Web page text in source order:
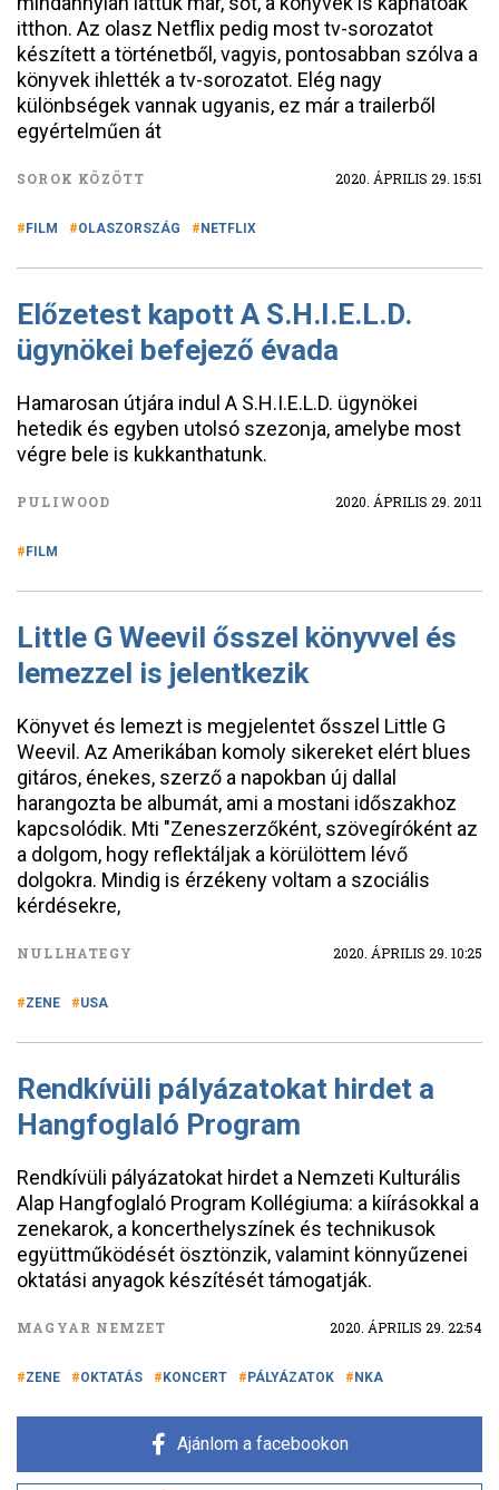
itthon. Az olasz Netflix pedig most tv-sorozatot
készített a történetből, vagyis, pontosabban szólva a
könyvek ihlették a tv-sorozatot. Elég nagy
különbségek vannak ugyanis, ez már a trailerből
egyértelműen át
SOROK KÖZÖTT 2020. ÁPRILIS 29. 15:51
FILM OLASZORSZÁG NETFLIX
Előzetest kapott A S.H.I.E.L.D.
ügynökei befejező évada
Hamarosan útjára indul A S.H.I.E.L.D. ügynökei
hetedik és egyben utolsó szezonja, amelybe most
végre bele is kukkanthatunk.
PULIWOOD 2020. ÁPRILIS 29. 20:11
FILM
Little G Weevil ősszel könyvvel és
lemezzel is jelentkezik
Könyvet és lemezt is megjelentet ősszel Little G
Weevil. Az Amerikában komoly sikereket elért blues
gitáros, énekes, szerző a napokban új dallal
harangozta be albumát, ami a mostani időszakhoz
kapcsolódik. Mti "Zeneszerzőként, szövegíróként az
a dolgom, hogy reflektáljak a körülöttem lévő
dolgokra. Mindig is érzékeny voltam a szociális
kérdésekre,
NULLHATEGY 2020. ÁPRILIS 29. 10:25
ZENE USA
Rendkívüli pályázatokat hirdet a
Hangfoglaló Program
Rendkívüli pályázatokat hirdet a Nemzeti Kulturális
Alap Hangfoglaló Program Kollégiuma: a kiírásokkal a
zenekarok, a koncerthelyszínek és technikusok
együttműködését ösztönzik, valamint könnyűzenei
oktatási anyagok készítését támogatják.
MAGYAR NEMZET 2020. ÁPRILIS 29. 22:54
ZENE OKTATÁS KONCERT PÁLYÁZATOK NKA
Ajánlom a facebookon